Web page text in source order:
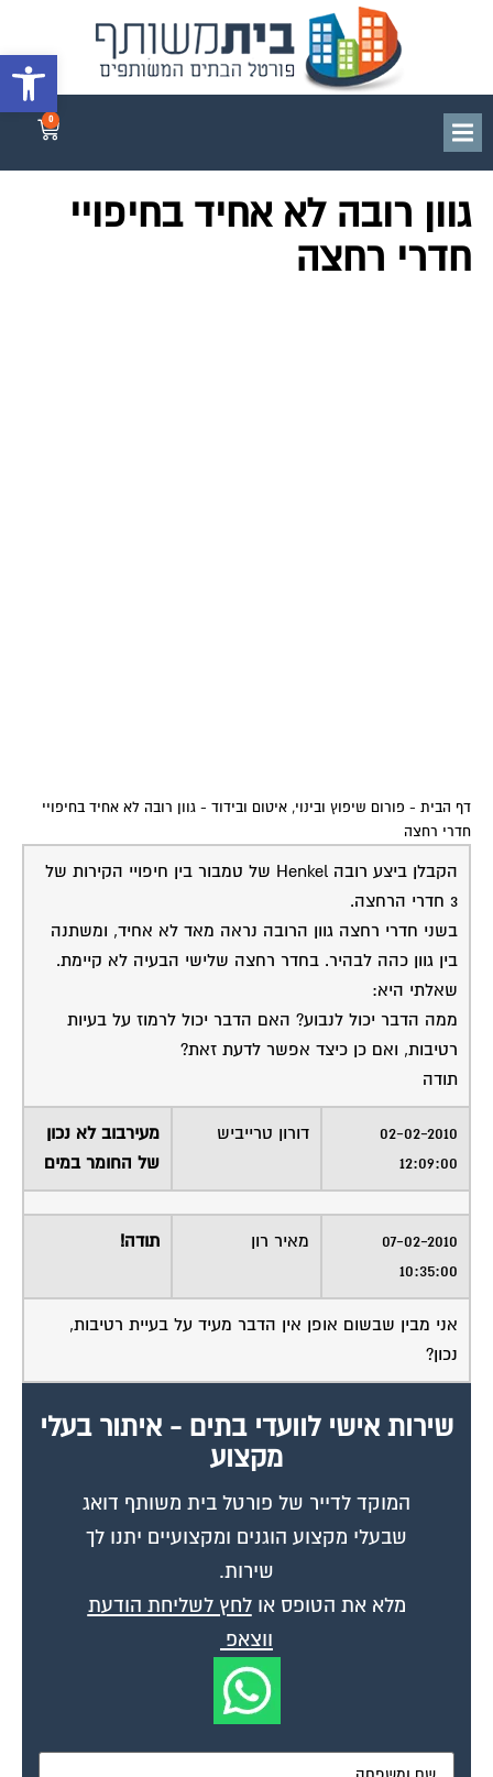
פתח
גוון רובה לא אחיד בחיפויי
חדרי רחצה
חדרי רחצה
הקבלן ביצע רובה Henkel של טמבור בין חיפויי הקירות של
3 חדרי הרחצה.
בשני חדרי רחצה גוון הרובה נראה מאד לא אחיד, ומשתנה
בין גוון כהה לבהיר. בחדר רחצה שלישי הבעיה לא קיימת.
שאלתי היא:
ממה הדבר יכול לנבוע? האם הדבר יכול לרמוז על בעיות
רטיבות, ואם כן כיצד אפשר לדעת זאת?
תודה
02-02-2010
12:09:00
דורון טרייביש
מעירבוב לא נכון
של החומר במים
07-02-2010
10:35:00
מאיר רון תודה!
אני מבין שבשום אופן אין הדבר מעיד על בעיית רטיבות,
נכון?
מקצוע
המוקד לדייר של פורטל בית משותף דואג
שבעלי מקצוע הוגנים ומקצועיים יתנו לך
שירות.
מלא את הטופס אולחץ לשליחת הודעת
ווצאפ